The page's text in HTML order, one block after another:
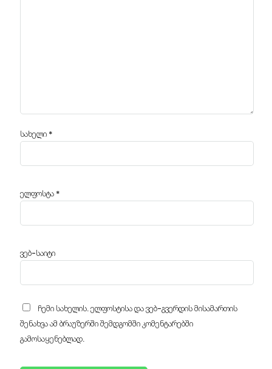
სახელი *
ელფოსტა *
ვებ-საიტი
ჩემი სახელის. ელფოსტისა და ვებ-გვერდის მისამართის
შენახვა ამ ბრაუზერში შემდგომში კომენტარებში
გამოსაყენებლად.